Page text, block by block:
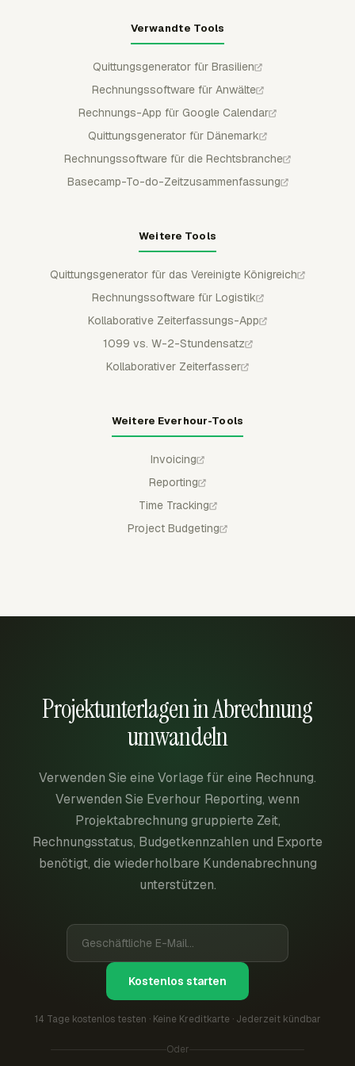
Verwandte Tools
Quittungsgenerator für Brasilien
Rechnungssoftware für Anwälte
Rechnungs-App für Google Calendar
Quittungsgenerator für Dänemark
Rechnungssoftware für die Rechtsbranche
Basecamp-To-do-Zeitzusammenfassung
Weitere Tools
Quittungsgenerator für das Vereinigte Königreich
Rechnungssoftware für Logistik
Kollaborative Zeiterfassungs-App
1099 vs. W-2-Stundensatz
Kollaborativer Zeiterfasser
Weitere Everhour-Tools
Invoicing
Reporting
Time Tracking
Project Budgeting
Projektunterlagen in Abrechnung
umwandeln
Verwenden Sie eine Vorlage für eine Rechnung.
Verwenden Sie Everhour Reporting, wenn
Projektabrechnung gruppierte Zeit,
Rechnungsstatus, Budgetkennzahlen und Exporte
benötigt, die wiederholbare Kundenabrechnung
unterstützen.
Kostenlos starten
14 Tage kostenlos testen · Keine Kreditkarte · Jederzeit kündbar
Oder